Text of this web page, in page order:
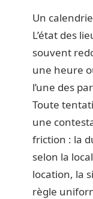
Un
L’état des
souvent
une heure
l’une des
Toute
une
friction : la
selon la
location, la
règle